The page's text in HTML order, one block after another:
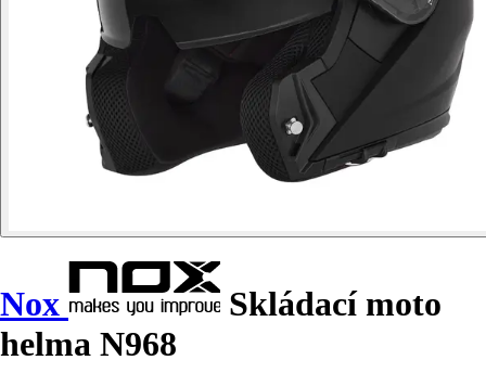
Nox
Skládací moto
helma N968